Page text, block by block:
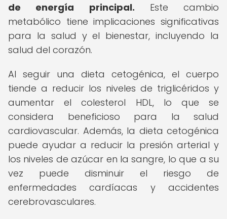
de energía principal. Este cambio
metabólico tiene implicaciones significativas
para la salud y el bienestar, incluyendo la
salud del corazón.
Al seguir una dieta cetogénica, el cuerpo
tiende a reducir los niveles de triglicéridos y
aumentar el colesterol HDL, lo que se
considera beneficioso para la salud
cardiovascular. Además, la dieta cetogénica
puede ayudar a reducir la presión arterial y
los niveles de azúcar en la sangre, lo que a su
vez puede disminuir el riesgo de
enfermedades cardíacas y accidentes
cerebrovasculares.